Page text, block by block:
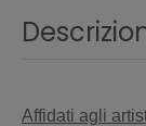
Affidati agli